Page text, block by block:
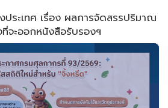
ประเทศ เรื่อง ผลการจัดสรรปริมาณ
จะออกหนังสือรับรองฯ